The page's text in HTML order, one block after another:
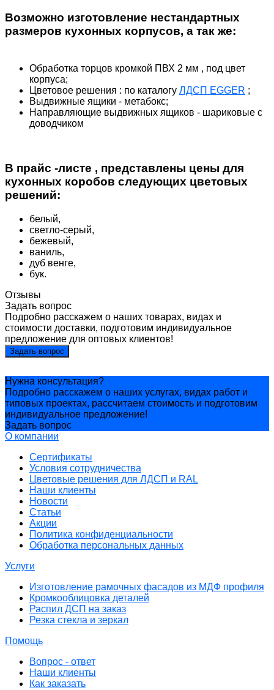
Возможно изготовление нестандартных
размеров кухонных корпусов, а так же:
Обработка торцов кромкой ПВХ 2 мм , под цвет
корпуса;
Цветовое решения : по каталогу ЛДСП EGGER ;
Выдвижные ящики - метабокс;
Направляющие выдвижных ящиков - шариковые с
доводчиком
В прайс -листе , представлены цены для
кухонных коробов следующих цветовых
решений:
белый,
светло-серый,
бежевый,
ваниль,
дуб венге,
бук.
Отзывы
Задать вопрос
Подробно расскажем о наших товарах, видах и
стоимости доставки, подготовим индивидуальное
предложение для оптовых клиентов!
Задать вопрос
Нужна консультация?
Подробно расскажем о наших услугах, видах работ и
типовых проектах, рассчитаем стоимость и подготовим
индивидуальное предложение!
Задать вопрос
О компании
Сертификаты
Условия сотрудничества
Цветовые решения для ЛДСП и RAL
Наши клиенты
Новости
Статьи
Акции
Политика конфиденциальности
Обработка персональных данных
Услуги
Изготовление рамочных фасадов из МДФ профиля
Кромкооблицовка деталей
Распил ДСП на заказ
Резка стекла и зеркал
Помощь
Вопрос - ответ
Наши клиенты
Как заказать